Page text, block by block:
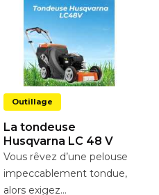
Outillage
La tondeuse
Husqvarna LC 48 V
Vous rêvez d’une pelouse
impeccablement tondue,
alors exigez